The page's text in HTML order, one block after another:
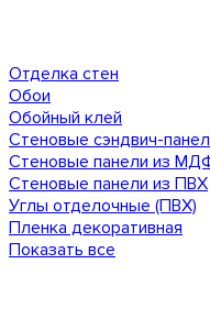
Отделка стен
Обои
Обойный клей
Стеновые сэндвич-
Стеновые панели из
Стеновые панели из ПВХ
Углы отделочные (ПВХ)
Пленка декоративная
Показать все